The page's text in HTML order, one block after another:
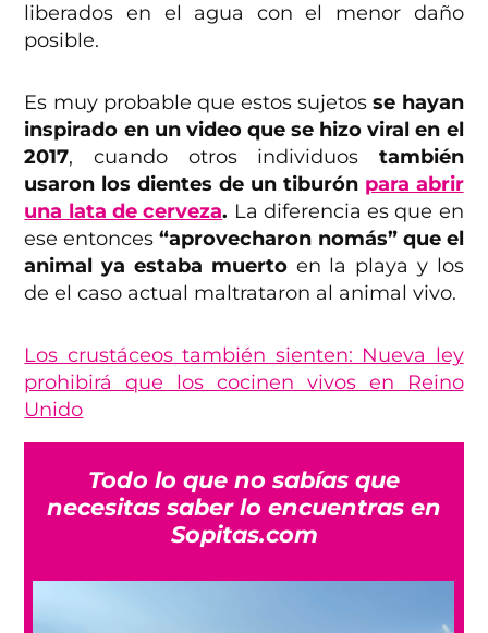
liberados en el agua con el menor daño
posible.
Es muy probable que estos sujetosse hayan
inspirado en un video que se hizo viral en el
2017, cuando otros individuos también
usaron los dientes de un tiburón para abrir
una lata de cerveza. La diferencia es que en
ese entonces“aprovecharon nomás” que el
animal ya estaba muertoen la playa y los
de el caso actual maltrataron al animal vivo.
Los crustáceos también sienten: Nueva ley
prohibirá que los cocinen vivos en Reino
Unido
Todo lo que no sabías que
necesitas saber lo encuentras en
Sopitas.com